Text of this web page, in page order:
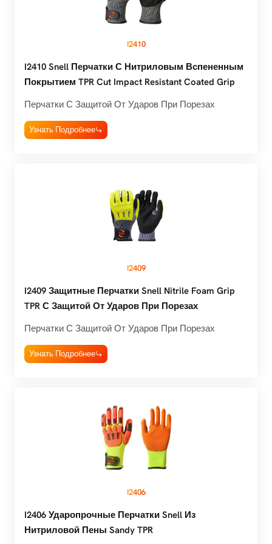
I2410
I2410 Snell Перчатки С Нитриловым Вспененным
Покрытием TPR Cut Impact Resistant Coated Grip
Перчатки С Защитой От Ударов При Порезах
Узнать Подробнее
I2409
I2409 Защитные Перчатки Snell Nitrile Foam Grip
TPR С Защитой От Ударов При Порезах
Перчатки С Защитой От Ударов При Порезах
Узнать Подробнее
I2406
I2406 Ударопрочные Перчатки Snell Из
Нитриловой Пены Sandy TPR